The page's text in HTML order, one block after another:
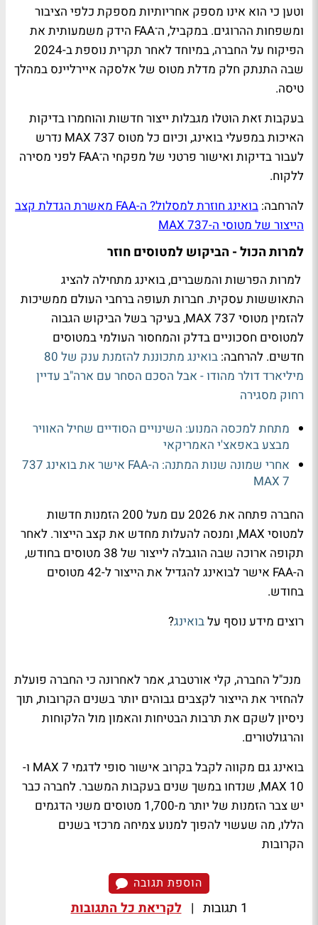
וטען כי הוא אינו מספק אחריותיות מספקת כלפי הציבור
ומשפחות ההרוגים. במקביל, ה־FAA הידק משמעותית את
הפיקוח על החברה, במיוחד לאחר תקרית נוספת ב-2024
שבה התנתק חלק מדלת מטוס של אלסקה איירליינס במהלך
טיסה.
בעקבות זאת הוטלו מגבלות ייצור חדשות והוחמרו בדיקות
האיכות במפעלי בואינג, וכיום כל מטוס 737 MAX נדרש
לעבור בדיקות ואישור פרטני של מפקחי ה־FAA לפני מסירה
ללקוח.
להרחבה:
בואינג חוזרת למסלול? ה-FAA מאשרת הגדלת קצב
הייצור של מטוסי ה-737 MAX
למרות הכול - הביקוש למטוסים חוזר
למרות הפרשות והמשברים, בואינג מתחילה להציג
התאוששות עסקית. חברות תעופה ברחבי העולם ממשיכות
להזמין מטוסי 737 MAX, בעיקר בשל הביקוש הגבוה
למטוסים חסכוניים בדלק והמחסור העולמי במטוסים
חדשים. להרחבה:
בואינג מתכוננת להזמנת ענק של 80
מיליארד דולר מהודו - אבל הסכם הסחר עם ארה"ב עדיין
רחוק מסגירה
מתחת למכסה המנוע: השינויים הסודיים שחיל האוויר
מבצע באפאצ'י האמריקאי
אחרי שמונה שנות המתנה: ה-FAA אישר את בואינג 737
MAX 7
החברה פתחה את 2026 עם מעל 200 הזמנות חדשות
למטוסי MAX, ומנסה להעלות מחדש את קצב הייצור. לאחר
תקופה ארוכה שבה הוגבלה לייצור של 38 מטוסים בחודש,
ה-FAA אישר לבואינג להגדיל את הייצור ל-42 מטוסים
בחודש.
רוצים מידע נוסף עלבואינג?
מנכ"ל החברה, קלי אורטברג, אמר לאחרונה כי החברה פועלת
להחזיר את הייצור לקצבים גבוהים יותר בשנים הקרובות, תוך
ניסיון לשקם את תרבות הבטיחות והאמון מול הלקוחות
והרגולטורים.
בואינג גם מקווה לקבל בקרוב אישור סופי לדגמי MAX 7 ו-
MAX 10, שנדחו במשך שנים בעקבות המשבר. לחברה כבר
יש צבר הזמנות של יותר מ-1,700 מטוסים משני הדגמים
הללו, מה שעשוי להפוך למנוע צמיחה מרכזי בשנים
הקרובות
הוספת תגובה
1 תגובות | לקריאת כל התגובות